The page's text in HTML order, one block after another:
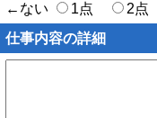
←ない
1点 2点
仕事内容の詳細